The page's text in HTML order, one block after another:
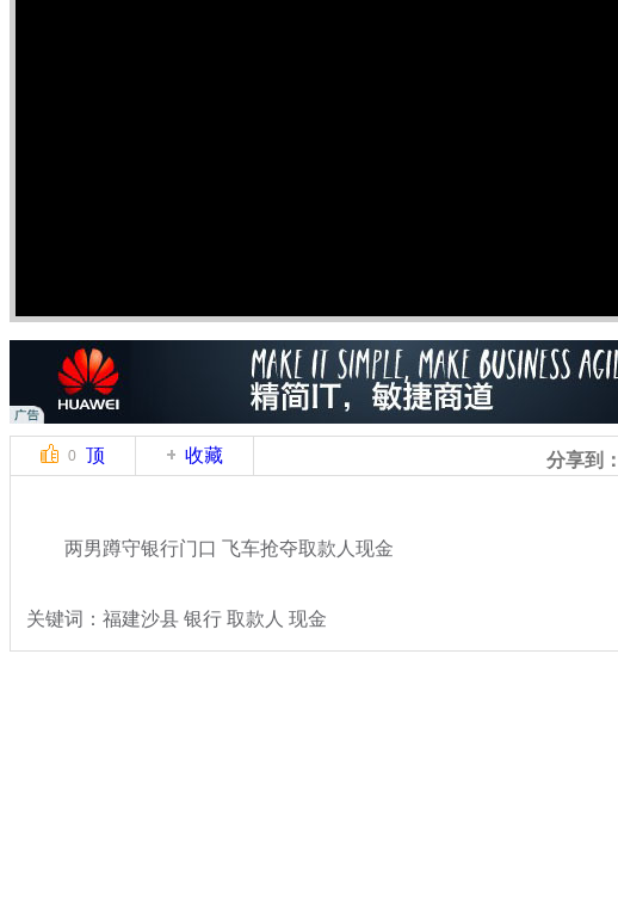
0 顶 收藏 分享到：
两男蹲守银行门口 飞车抢夺取款人现金
关键词：福建沙县 银行 取款人 现金